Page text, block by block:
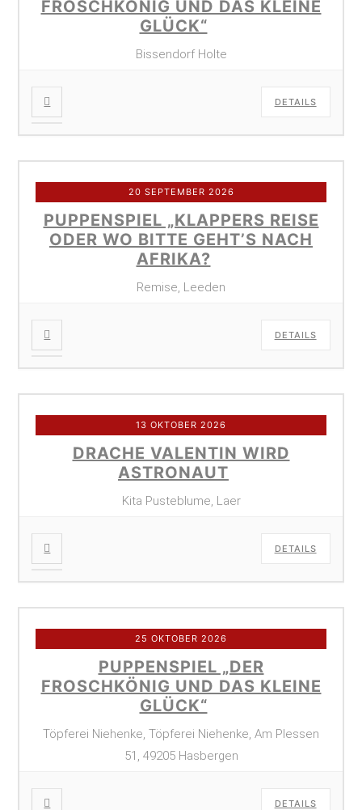
FROSCHKÖNIG UND DAS KLEINE
GLÜCK“
Bissendorf Holte
DETAILS
20 SEPTEMBER 2026
PUPPENSPIEL „KLAPPERS REISE
ODER WO BITTE GEHT’S NACH
AFRIKA?
Remise, Leeden
DETAILS
13 OKTOBER 2026
DRACHE VALENTIN WIRD
ASTRONAUT
Kita Pusteblume, Laer
DETAILS
25 OKTOBER 2026
PUPPENSPIEL „DER
FROSCHKÖNIG UND DAS KLEINE
GLÜCK“
Töpferei Niehenke, Töpferei Niehenke, Am Plessen
51, 49205 Hasbergen
DETAILS